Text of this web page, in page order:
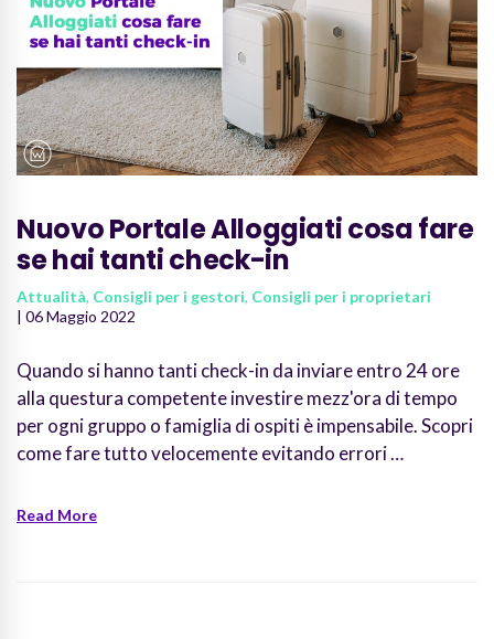
Nuovo Portale Alloggiati cosa fare
se hai tanti check-in
Attualità, Consigli per i gestori, Consigli per i proprietari
| 06 Maggio 2022
Quando si hanno tanti check-in da inviare entro 24 ore
alla questura competente investire mezz'ora di tempo
per ogni gruppo o famiglia di ospiti è impensabile. Scopri
come fare tutto velocemente evitando errori …
Read More